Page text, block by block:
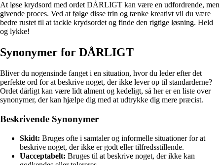
At løse krydsord med ordet DÅRLIGT kan være en udfordrende, men
givende proces. Ved at følge disse trin og tænke kreativt vil du være
bedre rustet til at tackle krydsordet og finde den rigtige løsning. Held
og lykke!
Synonymer for DÅRLIGT
Bliver du nogensinde fanget i en situation, hvor du leder efter det
perfekte ord for at beskrive noget, der ikke lever op til standarderne?
Ordet dårligt kan være lidt alment og kedeligt, så her er en liste over
synonymer, der kan hjælpe dig med at udtrykke dig mere præcist.
Beskrivende Synonymer
Skidt: Bruges ofte i samtaler og informelle situationer for at
beskrive noget, der ikke er godt eller tilfredsstillende.
Uacceptabelt: Bruges til at beskrive noget, der ikke kan